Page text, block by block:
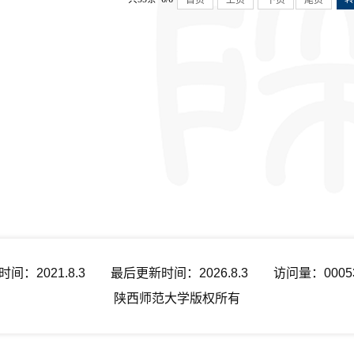
间： 2021.8.3 最后更新时间： 2026.8.3 访问量：
陕西师范大学版权所有